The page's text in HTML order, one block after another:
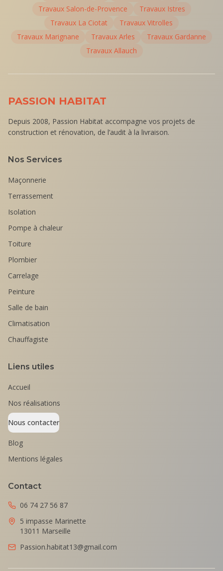
Travaux Salon-de-Provence Travaux Istres
Travaux La Ciotat Travaux Vitrolles
Travaux Marignane Travaux Arles Travaux Gardanne
Travaux Allauch
PASSION HABITAT
Depuis 2008, Passion Habitat accompagne vos projets de
construction et rénovation, de l’audit à la livraison.
Nos Services
Maçonnerie
Terrassement
Isolation
Pompe à chaleur
Toiture
Plombier
Carrelage
Peinture
Salle de bain
Climatisation
Chauffagiste
Liens utiles
Accueil
Nos réalisations
Nous contacter
Blog
Mentions légales
Contact
06 74 27 56 87
5 impasse Marinette
13011 Marseille
Passion.habitat13@gmail.com